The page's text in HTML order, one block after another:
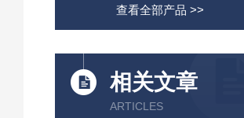
查看全部产品 >>
相关文章
ARTICLES